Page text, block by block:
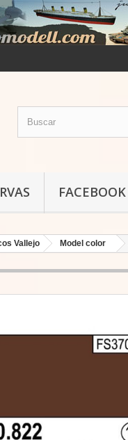
FACEBOOK
Vallejo Model color